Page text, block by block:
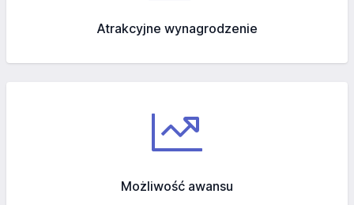
Atrakcyjne wynagrodzenie
Możliwość awansu